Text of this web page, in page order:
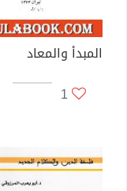
المبدأ والمعاد
1